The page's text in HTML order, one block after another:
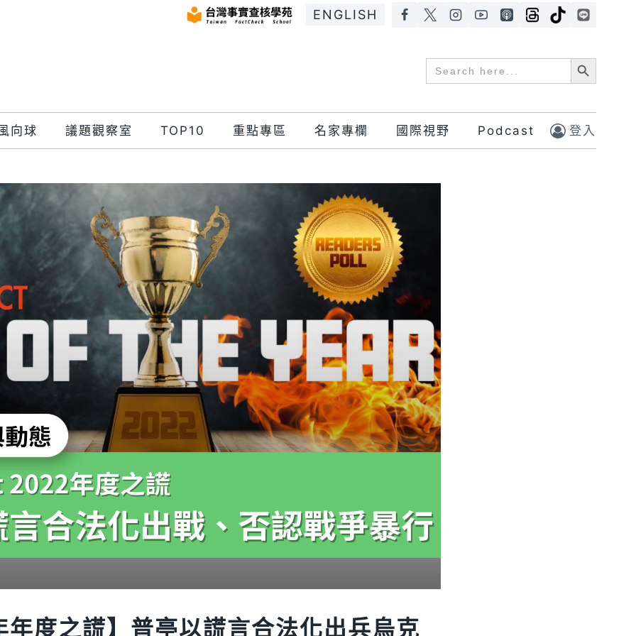
ENGLISH
Search
for:
Search Button
向球 議題觀察室 TOP10 重點專區 名家專欄 國際視野 Podcast 登入
度之謊】普亭以謊言合法化出兵烏克